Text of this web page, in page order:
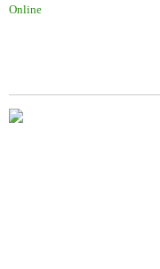
Online